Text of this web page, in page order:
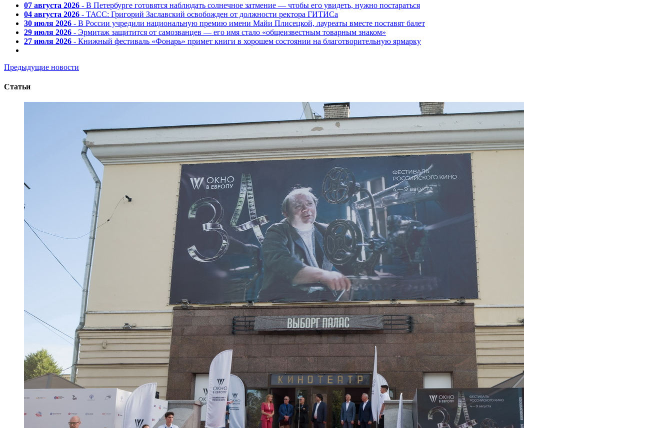
07 августа 2026 - В Петербурге готовятся наблюдать солнечное затмение — чтобы его увидеть, нужно постараться
04 августа 2026 - ТАСС: Григорий Заславский освобожден от должности ректора ГИТИСа
30 июля 2026 - В России учредили национальную премию имени Майи Плисецкой, лауреаты вместе поставят балет
29 июля 2026 - Эрмитаж защитится от самозванцев — его имя стало «общеизвестным товарным знаком»
27 июля 2026 - Книжный фестиваль «Фонарь» примет книги в хорошем состоянии на благотворительную ярмарку
Предыдущие новости
Статьи